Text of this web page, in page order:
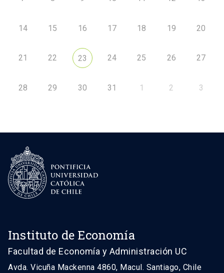
14 15 16 17 18 19 20
21 22 23 24 25 26 27
28 29 30 31 1 2 3
Instituto de Economía
Facultad de Economía y Administración UC
Avda. Vicuña Mackenna 4860, Macul. Santiago, Chile